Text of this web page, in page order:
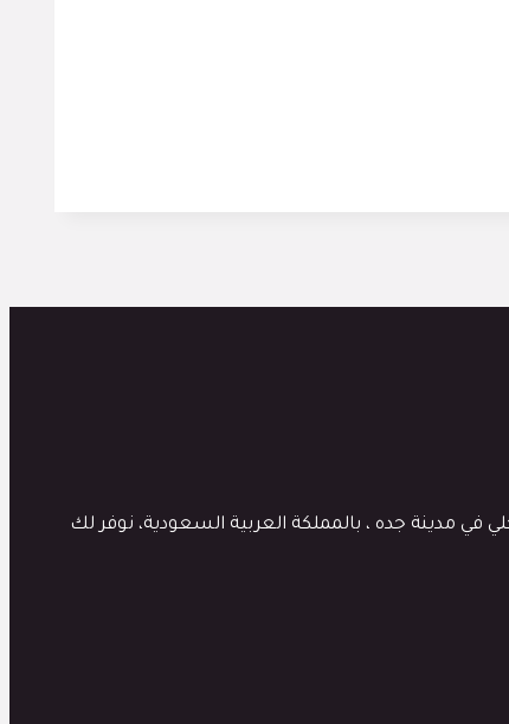
مدينة جده ، بالمملكة العربية السعودية، نوفر لك